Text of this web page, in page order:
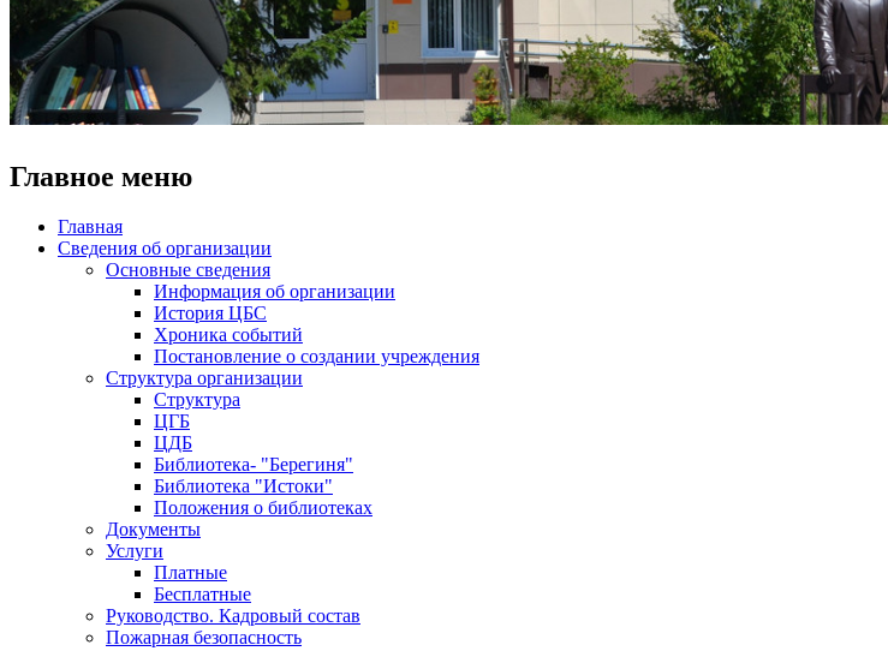
Главное меню
Главная
Сведения об организации
Основные сведения
Информация об организации
История ЦБС
Хроника событий
Постановление о создании учреждения
Структура организации
Структура
ЦГБ
ЦДБ
Библиотека- "Берегиня"
Библиотека "Истоки"
Положения о библиотеках
Документы
Услуги
Платные
Бесплатные
Руководство. Кадровый состав
Пожарная безопасность